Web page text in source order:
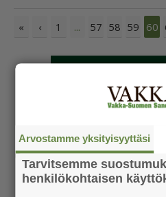
« ‹ 1 ... 57 58 59 60
Arvostamme yksityisyyttäsi
Tarvitsemme
henkilökohtaisen